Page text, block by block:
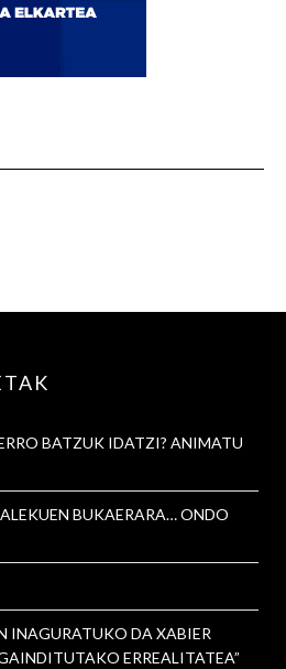
BATZUK IDATZI? ANIMATU
BUKAERARA… ONDO
INAGURATUKO DA XABIER
ERREALITATEA”